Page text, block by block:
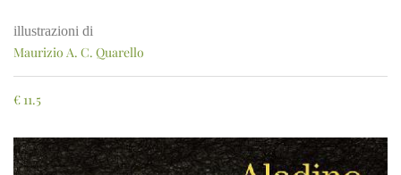
illustrazioni di
Maurizio A. C. Quarello
€ 11.5